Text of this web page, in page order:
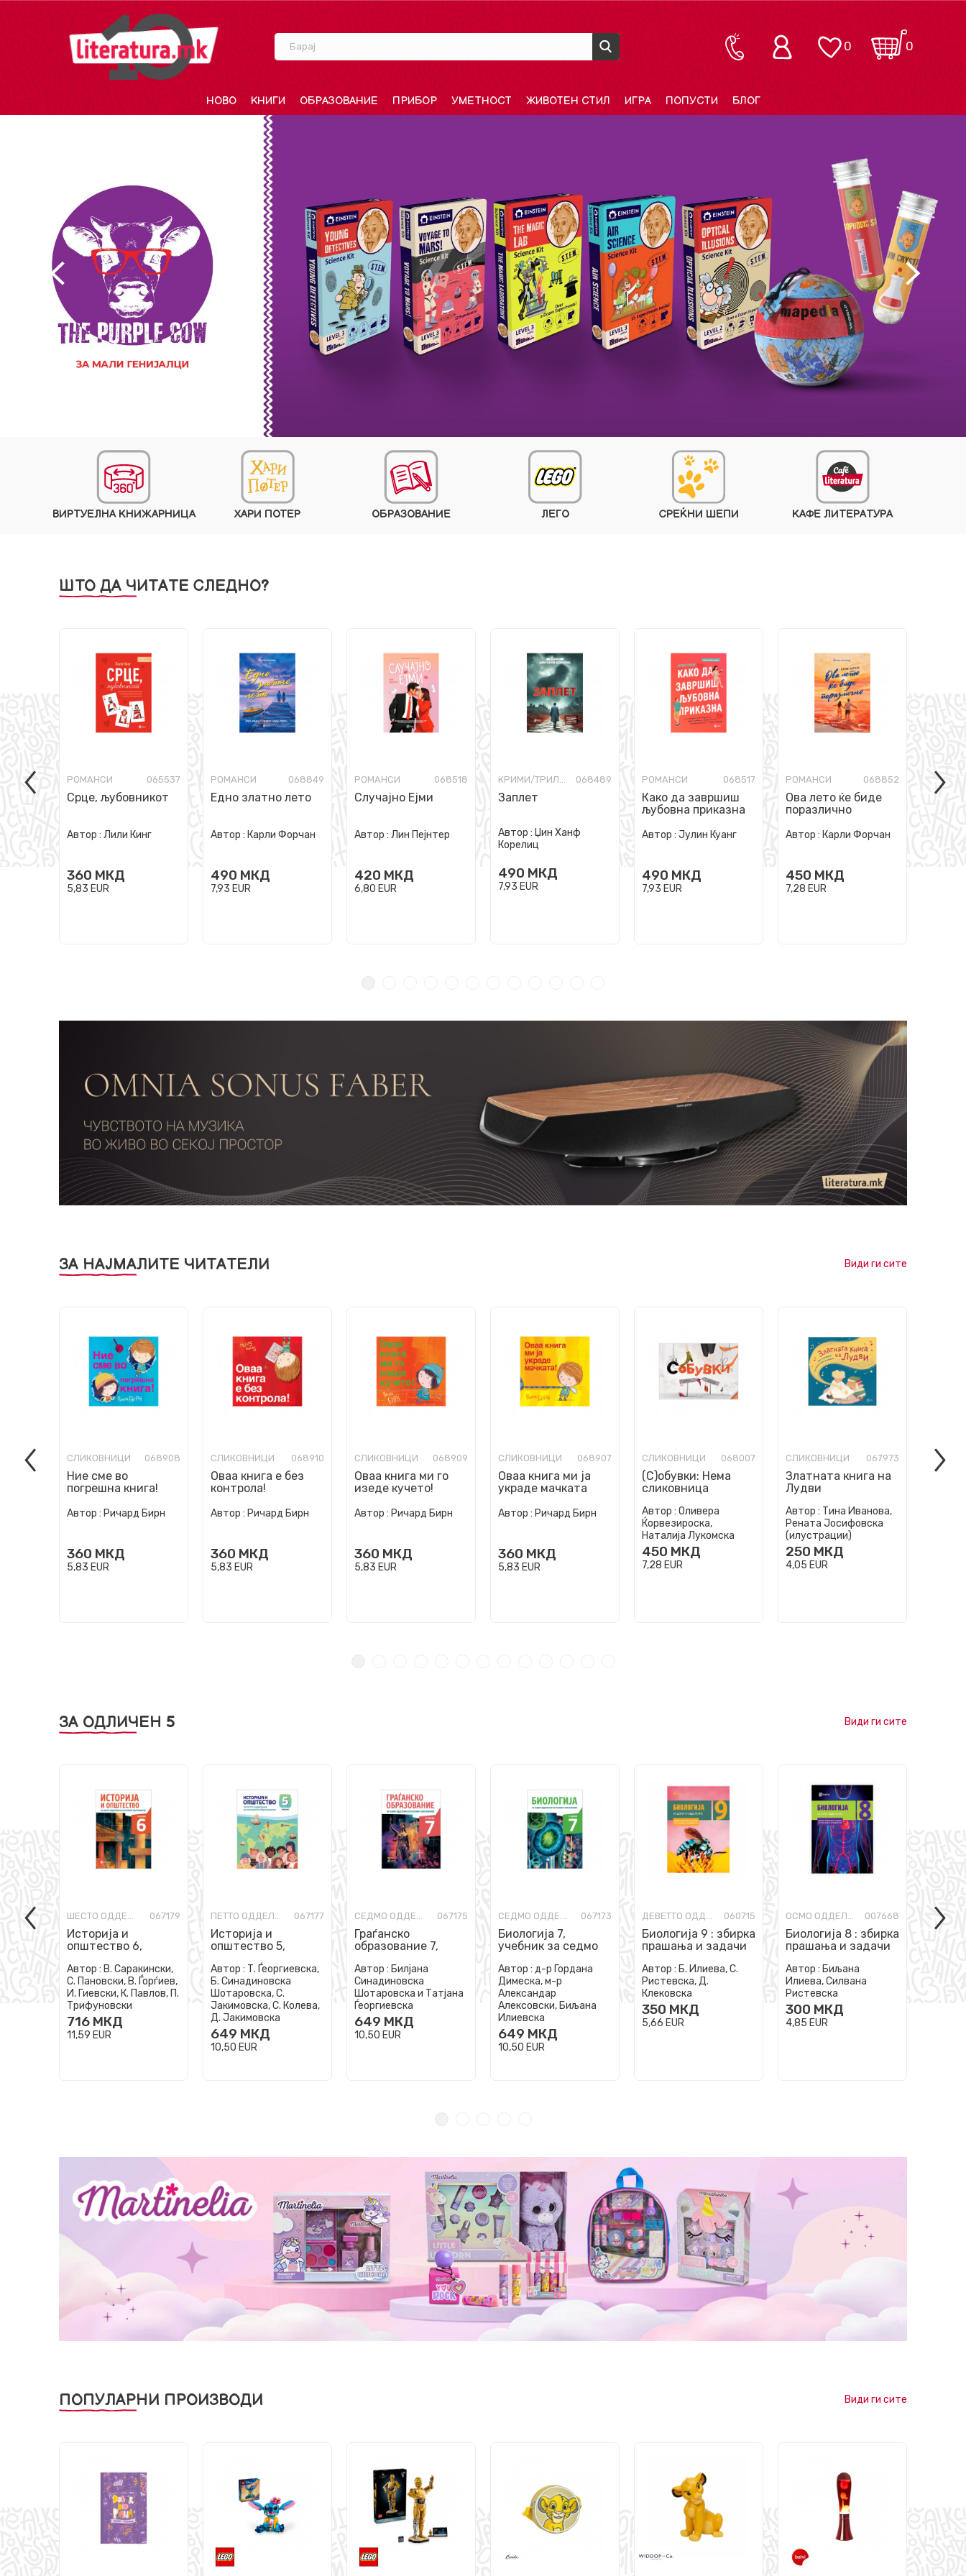
Барај 0
0
НОВО КНИГИ ОБРАЗОВАНИЕ ПРИБОР УМЕТНОСТ ЖИВОТЕН СТИЛ ИГРА ПОПУСТИ БЛОГ
ВИРТУЕЛНА КНИЖАРНИЦА ХАРИ ПОТЕР ОБРАЗОВАНИЕ ЛЕГО СРЕЌНИ ШЕПИ КАФЕ ЛИТЕРАТУРА
ШТО ДА ЧИТАТЕ СЛЕДНО?
РОМАНСИ 065537
Срце, љубовникот
Автор : Лили Кинг
360 МКД
5,83 EUR
РОМАНСИ 068849
Едно златно лето
Автор : Карли Форчан
490 МКД
7,93 EUR
РОМАНСИ 068518
Случајно Ејми
Автор : Лин Пејнтер
420 МКД
6,80 EUR
КРИМИ/ТРИЛЕР 068489
Заплет
Автор : Џин Ханф
Корелиц
490 МКД
7,93 EUR
РОМАНСИ 068517
Како да завршиш
љубовна приказна
Автор : Јулин Куанг
490 МКД
7,93 EUR
РОМАНСИ 068852
Ова лето ќе биде
поразлично
Автор : Карли Форчан
450 МКД
7,28 EUR
ЗА НАЈМАЛИТЕ ЧИТАТЕЛИ Види ги сите
СЛИКОВНИЦИ 068908
Ние сме во
погрешна книга!
Автор : Ричард Бирн
360 МКД
5,83 EUR
СЛИКОВНИЦИ 068910
Оваа книга е без
контрола!
Автор : Ричард Бирн
360 МКД
5,83 EUR
СЛИКОВНИЦИ 068909
Оваа книга ми го
изеде кучето!
Автор : Ричард Бирн
360 МКД
5,83 EUR
СЛИКОВНИЦИ 068907
Оваа книга ми ја
украде мачката
Автор : Ричард Бирн
360 МКД
5,83 EUR
СЛИКОВНИЦИ 068007
(С)обувки: Нема
сликовница
Автор : Оливера
Ќорвезироска,
Наталија Лукомска
450 МКД
7,28 EUR
СЛИКОВНИЦИ 067973
Златната книга на
Лудви
Автор : Тина Иванова,
Рената Јосифовска
(илустрации)
250 МКД
4,05 EUR
ЗА ОДЛИЧЕН 5 Види ги сите
067179
Историја и
општество 6,
одделение во
основно
образование
Автор : В. Саракински,
С. Пановски, В. Ѓорѓиев,
И. Гиевски, К. Павлов, П.
Трифуновски
716 МКД
11,59 EUR
067177
Историја и
општество 5,
одделение во
основно
образование
Автор : Т. Ѓеоргиевска,
Б. Синадиновска
Шотаровска, С.
Јакимовска, С. Колева,
Д. Јакимовска
649 МКД
10,50 EUR
067175
Граѓанско
образование 7,
одделение во
основно
образование
Автор : Билјана
Синадиновска
Шотаровска и Татјана
Ѓеоргиевска
649 МКД
10,50 EUR
067173
Биологија 7,
учебник за седмо
основно
образование
Автор : д-р Гордана
Димеска, м-р
Александар
Алексовски, Биљана
Илиевска
649 МКД
10,50 EUR
060715
Биологија 9 : збирка
прашања и задачи
активности за 9
одделение
Автор : Б. Илиева, С.
Ристевска, Д.
Клековска
350 МКД
5,66 EUR
007668
Биологија 8 : збирка
прашања и задачи
активности за 8
одделение
Автор : Биљана
Илиева, Силвана
Ристевска
300 МКД
4,85 EUR
ПОПУЛАРНИ ПРОИЗВОДИ Види ги сите